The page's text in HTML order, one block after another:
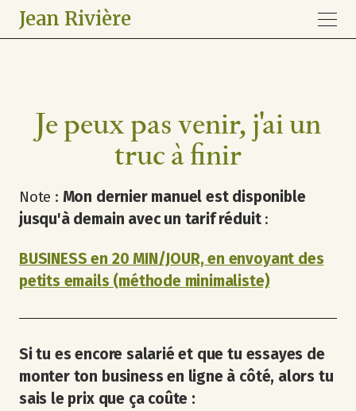
Jean Rivière
Je peux pas venir, j'ai un
truc à finir
Note : Mon dernier manuel est disponible
jusqu'à demain avec un tarif réduit:
BUSINESS en 20 MIN/JOUR, en envoyant des
petits emails (méthode minimaliste)
Si tu es encore salarié et que tu essayes de
monter ton business en ligne à côté, alors tu
sais le prix que ça coûte :